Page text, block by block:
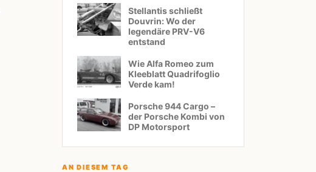
Stellantis schließt
Douvrin: Wo der
legendäre PRV-V6
entstand
Wie Alfa Romeo zum
Kleeblatt Quadrifoglio
Verde kam!
Porsche 944 Cargo –
der Porsche Kombi von
DP Motorsport
AN DIESEM TAG